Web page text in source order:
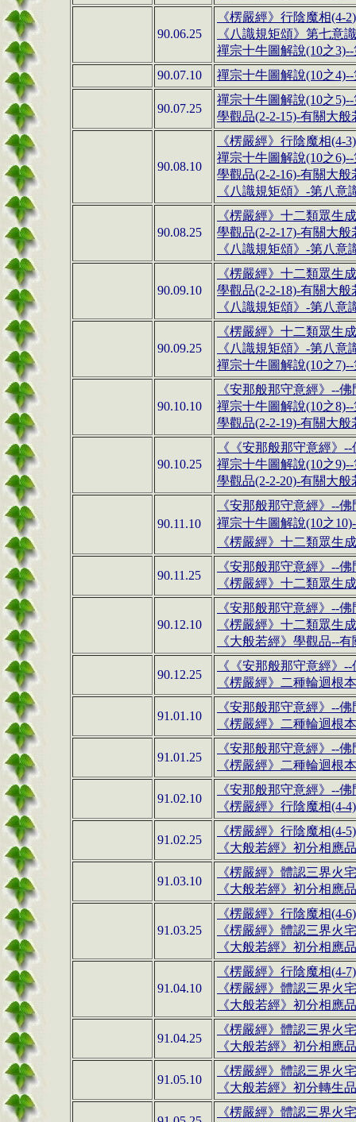
90.06.25
《楞嚴經》 行陰魔相(4-2
《八識規矩頌》第七意
禪宗十牛圖解說(10之
90.07.10
禪宗十牛圖解說(10之
90.07.25
禪宗十牛圖解說(10之
學觀品(2-2-15)-有關大般
90.08.10
《楞嚴經》行陰魔相(4-3)
禪宗十牛圖解說(10之
學觀品(2-2-16)-有關大般
《八識規矩頌》 -第八意
90.08.25
《楞嚴經》十二類眾生
學觀品(2-2-17)-有關大般
《八識規矩頌》 -第八意
90.09.10
《楞嚴經》 十二類眾生
學觀品(2-2-18)-有關大般
《八識規矩頌》 -第八意
90.09.25
《楞嚴經》 十二類眾生
《八識規矩頌》 -第八意
禪宗十牛圖解說(10之
90.10.10
《安那般那守意經》 --佛
禪宗十牛圖解說(10之
學觀品(2-2-19)-有關大般
90.10.25
《 《安那般那守意經》 --
禪宗十牛圖解說(10之
學觀品(2-2-20)-有關大般
90.11.10
《安那般那守意經》 --佛
禪宗十牛圖解說(10之
《楞嚴經》 十二類眾生
90.11.25
《安那般那守意經》 --佛
《楞嚴經》 十二類眾生
90.12.10
《安那般那守意經》 --佛
《楞嚴經》 十二類眾生
《大般若經》 學觀品--有
90.12.25
《 《安那般那守意經》 --
《楞嚴經》二種輪迴根本
91.01.10
《安那般那守意經》 --佛
《楞嚴經》二種輪迴根
91.01.25
《安那般那守意經》 --佛
《楞嚴經》二種輪迴根
91.02.10
《安那般那守意經》 --佛
《楞嚴經》行陰魔相(4-
91.02.25
《楞嚴經》行陰魔相(4-
《大般若經》 初分相應
91.03.10
《楞嚴經》體認三界火
《大般若經》 初分相應
91.03.25
《楞嚴經》行陰魔相(4-6)
《楞嚴經》體認三界火
《大般若經》 初分相應
91.04.10
《楞嚴經》行陰魔相(4-7)
《楞嚴經》體認三界火
《大般若經》 初分相應
91.04.25
《楞嚴經》體認三界火
《大般若經》 初分相應
91.05.10
《楞嚴經》體認三界火
《大般若經》 初分轉生
《楞嚴經》體認三界火